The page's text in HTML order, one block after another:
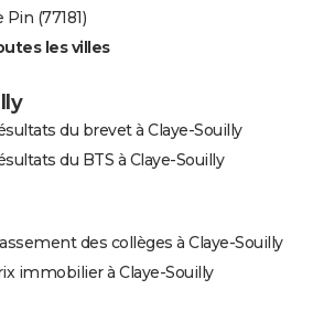
Pin (77181)
les villes
du brevet à Claye-Souilly
du BTS à Claye-Souilly
des collèges à Claye-Souilly
immobilier à Claye-Souilly